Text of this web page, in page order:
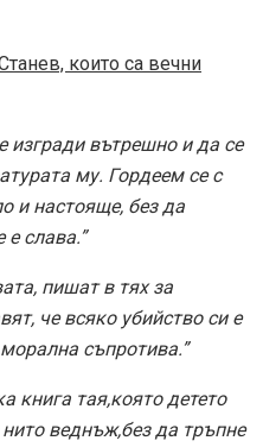
които са вечни
изгради вътрешно и да се
му. Гордеем се с
и настояще, без да
слава.”
пишат в тях за
че всяко убийство си е
съпротива.”
книга тая,която детето
веднъж,без да тръпне